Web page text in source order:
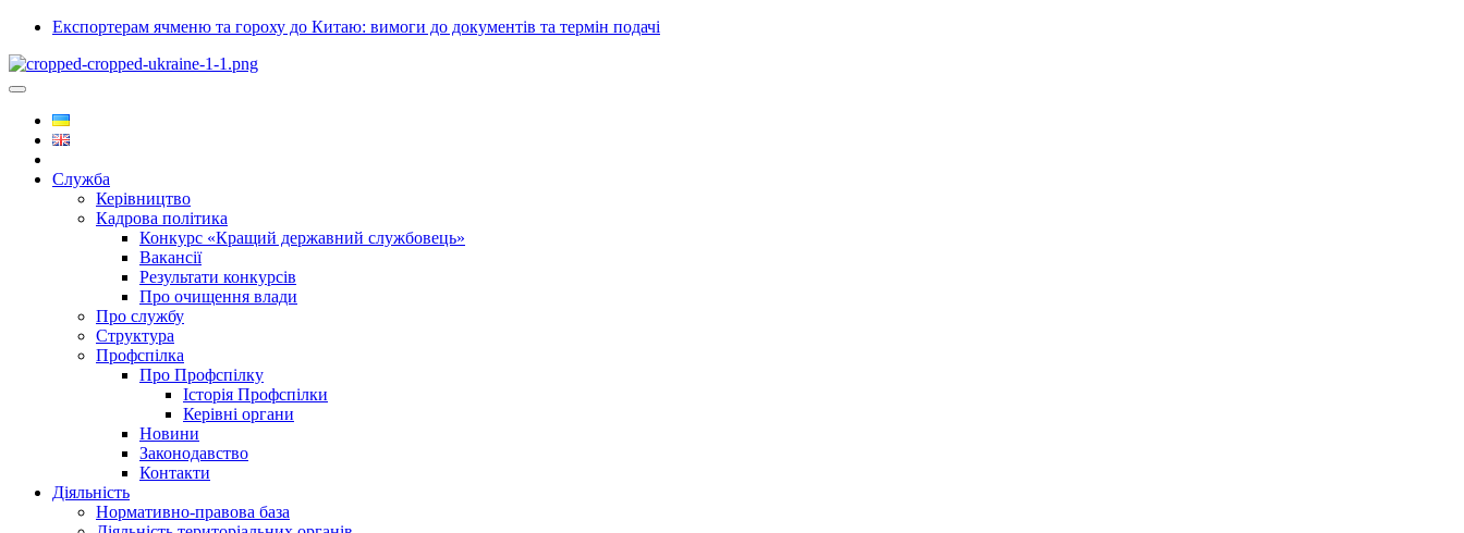
Експортерам ячменю та гороху до Китаю: вимоги до документів та термін подачі
Служба
Керівництво
Кадрова політика
Конкурс «Кращий державний службовець»
Вакансії
Результати конкурсів
Про очищення влади
Про службу
Структура
Профспілка
Про Профспілку
Історія Профспілки
Керівні органи
Новини
Законодавство
Контакти
Діяльність
Нормативно-правова база